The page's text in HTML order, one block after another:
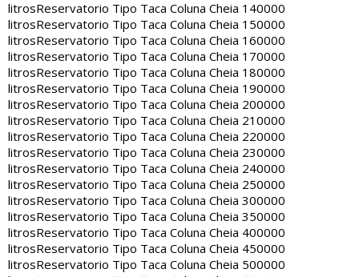
litrosReservatorio Tipo Taca Coluna Cheia 140000
litrosReservatorio Tipo Taca Coluna Cheia 150000
litrosReservatorio Tipo Taca Coluna Cheia 160000
litrosReservatorio Tipo Taca Coluna Cheia 170000
litrosReservatorio Tipo Taca Coluna Cheia 180000
litrosReservatorio Tipo Taca Coluna Cheia 190000
litrosReservatorio Tipo Taca Coluna Cheia 200000
litrosReservatorio Tipo Taca Coluna Cheia 210000
litrosReservatorio Tipo Taca Coluna Cheia 220000
litrosReservatorio Tipo Taca Coluna Cheia 230000
litrosReservatorio Tipo Taca Coluna Cheia 240000
litrosReservatorio Tipo Taca Coluna Cheia 250000
litrosReservatorio Tipo Taca Coluna Cheia 300000
litrosReservatorio Tipo Taca Coluna Cheia 350000
litrosReservatorio Tipo Taca Coluna Cheia 400000
litrosReservatorio Tipo Taca Coluna Cheia 450000
litrosReservatorio Tipo Taca Coluna Cheia 500000